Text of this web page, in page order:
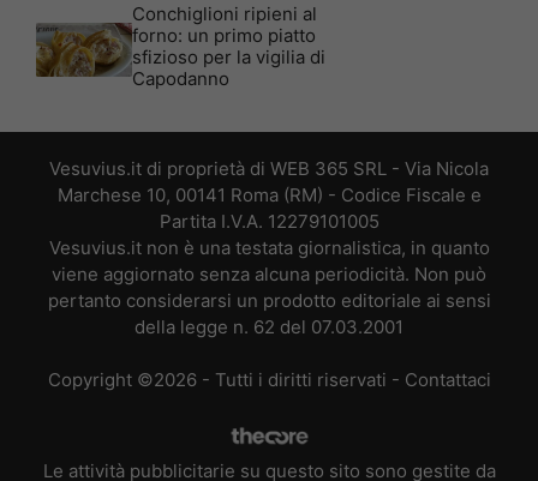
Conchiglioni ripieni al
forno: un primo piatto
sfizioso per la vigilia di
Capodanno
Vesuvius.it di proprietà di WEB 365 SRL - Via Nicola
Marchese 10, 00141 Roma (RM) - Codice Fiscale e
Partita I.V.A. 12279101005
Vesuvius.it non è una testata giornalistica, in quanto
viene aggiornato senza alcuna periodicità. Non può
pertanto considerarsi un prodotto editoriale ai sensi
della legge n. 62 del 07.03.2001
Copyright ©2026 - Tutti i diritti riservati - Contattaci
Le attività pubblicitarie su questo sito sono gestite da